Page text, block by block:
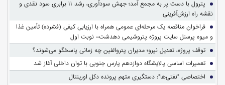
پترول با دست پر به مجمع آمد؛ جهش سودآوری، رشد ۱۱ برابری سود نقدی و
نقشه راه ارزش‌آفرینی
فراخوان مناقصه یک مرحله‌ای عمومی همراه با ارزیابی کیفی (فشرده) تأمین غذا
و میوه پرسنل سایت پروژه پتروشیمی دهدشت– نوبت اول
توقف پروژه، تعدیل نیرو؛ مدیران پتروالفین چه زمانی پاسخگو می‌شوند؟
تعمیرات اساسی پالایشگاه دوازدهم پارس جنوبی با توان داخلی آغاز شد
اختصاصی "نفتی‌ها": دستگیری متهم پرونده دکل اورینتال